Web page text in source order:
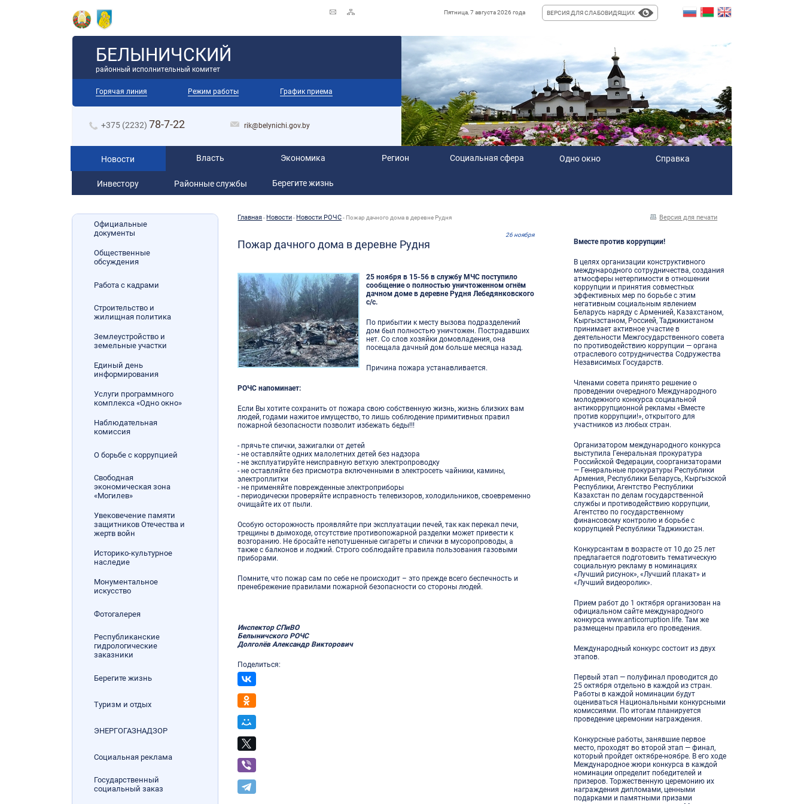
Пятница, 7 августа 2026 года ВЕРСИЯ ДЛЯ СЛАБОВИДЯЩИХ
БЕЛЫНИЧСКИЙ
районный исполнительный комитет
Горячая линия Режим работы График приема
+375 (2232) 78-7-22 rik@belynichi.gov.by
Новости Власть Экономика Регион Социальная сфера Одно окно Справка
Инвестору Районные службы Берегите жизнь
Официальные
документы
Общественные
обсуждения
Работа с кадрами
Строительство и
жилищная политика
Землеустройство и
земельные участки
Единый день
информирования
Услуги программного
комплекса «Одно окно»
Наблюдательная
комиссия
О борьбе с коррупцией
Свободная
экономическая зона
«Могилев»
Увековечение памяти
защитников Отечества и
жертв войн
Историко-культурное
наследие
Монументальное
искусство
Фотогалерея
Республиканские
гидрологические
заказники
Берегите жизнь
Туризм и отдых
ЭНЕРГОГАЗНАДЗОР
Социальная реклама
Государственный
социальный заказ
Главная- Новости- ­­Новости РОЧС- Пожар дачного дома в деревне Рудня Версия для печати
26 ноября
Пожар дачного дома в деревне Рудня
25 ноября в 15-56 в службу МЧС поступило
сообщение о полностью уничтоженном огнём
дачном доме в деревне Рудня Лебедянковского
с/c.
По прибытии к месту вызова подразделений
дом был полностью уничтожен. Пострадавших
нет. Со слов хозяйки домовладения, она
посещала дачный дом больше месяца назад.
Причина пожара устанавливается.
РОЧС напоминает:
Если Вы хотите сохранить от пожара свою собственную жизнь, жизнь близких вам
людей, годами нажитое имущество, то лишь соблюдение примитивных правил
пожарной безопасности позволит избежать беды!!!
- прячьте спички, зажигалки от детей
- не оставляйте одних малолетних детей без надзора
- не эксплуатируйте неисправную ветхую электропроводку
- не оставляйте без присмотра включенными в электросеть чайники, камины,
электроплитки
- не применяйте поврежденные электроприборы
- периодически проверяйте исправность телевизоров, холодильников, своевременно
очищайте их от пыли.
Особую осторожность проявляйте при эксплуатации печей, так как перекал печи,
трещины в дымоходе, отсутствие противопожарной разделки может привести к
возгоранию. Не бросайте непотушенные сигареты и спички в мусоропроводы, а
также с балконов и лоджий. Строго соблюдайте правила пользования газовыми
приборами.
Помните, что пожар сам по себе не происходит – это прежде всего беспечность и
пренебрежение правилами пожарной безопасности со стороны людей.
Инспектор СПиВО
Белыничского РОЧС
Долголёв Александр Викторович
Поделиться:
Вместе против коррупции!
В целях организации конструктивного
международного сотрудничества, создания
атмосферы нетерпимости в отношении
коррупции и принятия совместных
эффективных мер по борьбе с этим
негативным социальным явлением
Беларусь наряду с Арменией, Казахстаном,
Кыргызстаном, Россией, Таджикистаном
принимает активное участие в
деятельности Межгосударственного совета
по противодействию коррупции — органа
отраслевого сотрудничества Содружества
Независимых Государств.
Членами совета принято решение о
проведении очередного Международного
молодежного конкурса социальной
антикоррупционной рекламы «Вместе
против коррупции!», открытого для
участников из любых стран.
Организатором международного конкурса
выступила Генеральная прокуратура
Российской Федерации, соорганизаторами
— Генеральные прокуратуры Республики
Армения, Республики Беларусь, Кыргызской
Республики, Агентство Республики
Казахстан по делам государственной
службы и противодействию коррупции,
Агентство по государственному
финансовому контролю и борьбе с
коррупцией Республики Таджикистан.
Конкурсантам в возрасте от 10 до 25 лет
предлагается подготовить тематическую
социальную рекламу в номинациях
«Лучший рисунок», «Лучший плакат» и
«Лучший видеоролик».
Прием работ до 1 октября организован на
официальном сайте международного
конкурса www.anticorruption.life. Там же
размещены правила его проведения.
Международный конкурс состоит из двух
этапов.
Первый этап — полуфинал проводится до
25 октября отдельно в каждой из стран.
Работы в каждой номинации будут
оцениваться Национальными конкурсными
комиссиями. По итогам планируется
проведение церемонии награждения.
Конкурсные работы, занявшие первое
место, проходят во второй этап — финал,
который пройдет октябре-ноябре. В его ходе
Международное жюри конкурса в каждой
номинации определит победителей и
призеров. Торжественную церемонию их
награждения дипломами, ценными
подарками и памятными призами